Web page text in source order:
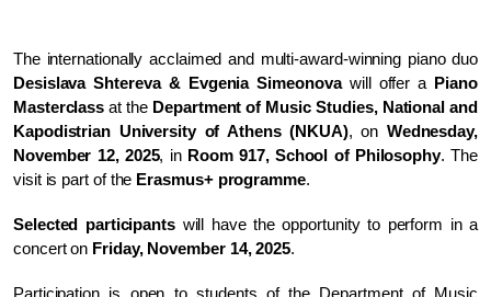
The internationally acclaimed and multi-award-winning piano duo
Desislava Shtereva & Evgenia Simeonovawill offer a Piano
Masterclass at the Department of Music Studies, National and
Kapodistrian University of Athens (NKUA), on Wednesday,
November 12, 2025, in Room 917, School of Philosophy. The
visit is part of the Erasmus+ programme.
Selected participants will have the opportunity to perform in a
concert on Friday, November 14, 2025.